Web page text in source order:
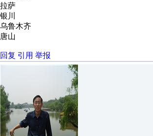
拉萨
银川
乌鲁木齐
唐山
回复 引用 举报